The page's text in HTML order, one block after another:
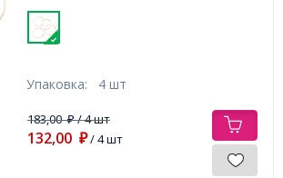
Упаковка: 4 шт
183,00₽/ 4 шт
132,00 ₽/ 4 шт